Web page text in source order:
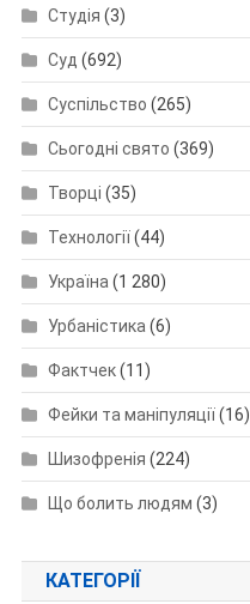
Студія (3)
Суд (692)
Суспільство (265)
Сьогодні свято (369)
Творці (35)
Технології(44)
Україна (1 280)
Урбаністика (6)
Фактчек(11)
Фейки та маніпуляції(16)
Шизофренія (224)
Що болить людям (3)
КАТЕГОРІЇ